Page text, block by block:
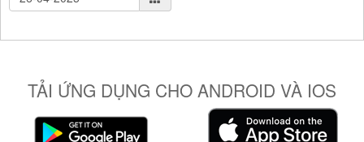
TẢI ỨNG DỤNG CHO ANDROID VÀ IOS